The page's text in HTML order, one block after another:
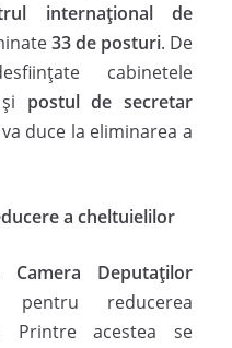
internațional de
33 de posturi. De
cabinetele
postul de secretar
duce la eliminarea a
a cheltuielilor
Camera Deputaților
pentru reducerea
Printre acestea se